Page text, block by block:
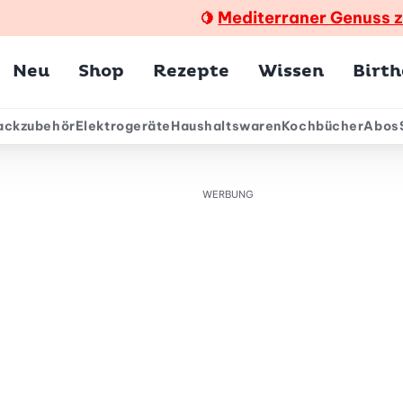
🍋 Mediterraner Genuss
Neu Shop Rezepte Wissen
ElektrogeräteHaushaltswarenKochbücherAbos
WERBUNG